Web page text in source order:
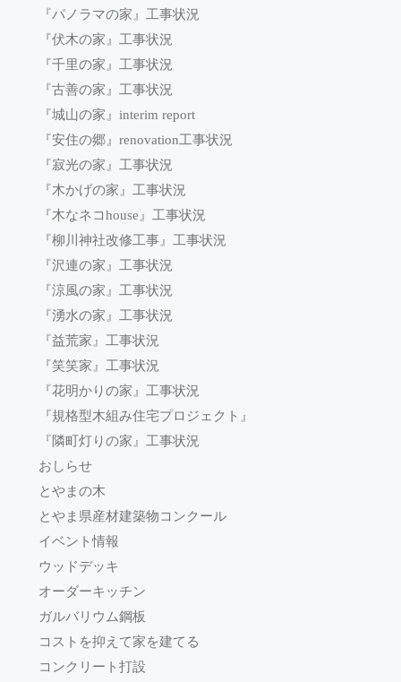
『パノラマの家』工事状況
『伏木の家』工事状況
『千里の家』工事状況
『古善の家』工事状況
『城山の家』interim report
『安住の郷』renovation工事状況
『寂光の家』工事状況
『木かげの家』工事状況
『木なネコhouse』工事状況
『柳川神社改修工事』工事状況
『沢連の家』工事状況
『涼風の家』工事状況
『湧水の家』工事状況
『益荒家』工事状況
『笑笑家』工事状況
『花明かりの家』工事状況
『規格型木組み住宅プロジェクト』
『隣町灯りの家』工事状況
おしらせ
とやまの木
とやま県産材建築物コンクール
イベント情報
ウッドデッキ
オーダーキッチン
ガルバリウム鋼板
コストを抑えて家を建てる
コンクリート打設